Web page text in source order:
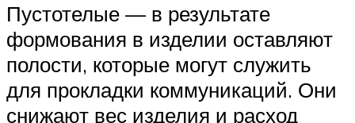
Пустотелые — в результате
формования в изделии оставляют
полости, которые могут служить
для прокладки коммуникаций. Они
снижают вес изделия и расход